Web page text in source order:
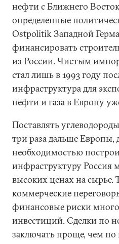
нефти с Ближнего
определенные
Ostpolitik Западной
финансировать
из России. Чистым
стал лишь в 1993 году
инфраструктура для
нефти и газа в Европу
Поставлять
три раза дальше Европы,
необходимостью
инфраструктуру Россия
высоких ценах на
коммерческие
финансовые риски
инвестиций. Сделки по
заключать проще, чем по